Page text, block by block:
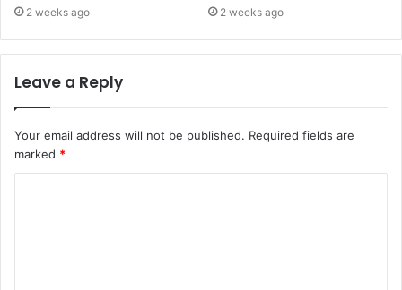
2 weeks ago 2 weeks ago
Leave a Reply
Your email address will not be published. Required fields are
marked *